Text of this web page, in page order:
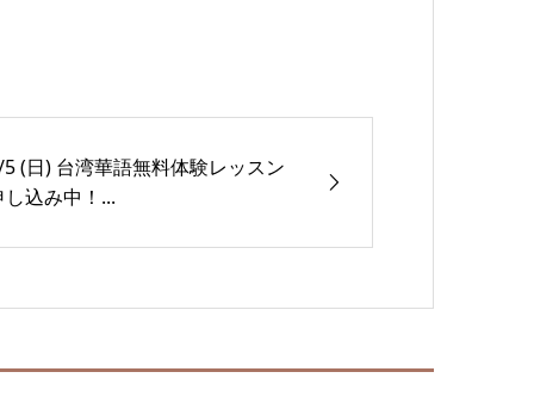
(日) 台湾華語無料体験レッスン
し込み中！...